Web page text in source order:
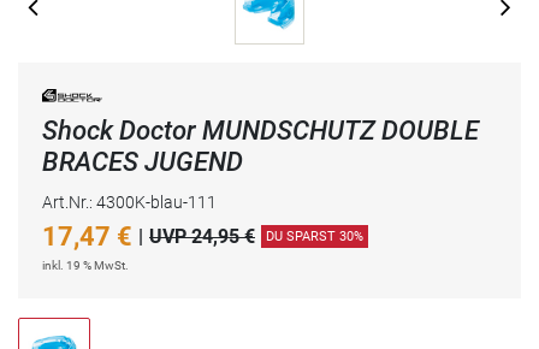
Shock Doctor MUNDSCHUTZ DOUBLE
BRACES JUGEND
Art.Nr.: 4300K-blau-111
17,47 € | UVP 24,95 € DU SPARST 30%
inkl. 19 % MwSt.